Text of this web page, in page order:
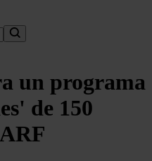
un programa
de 150